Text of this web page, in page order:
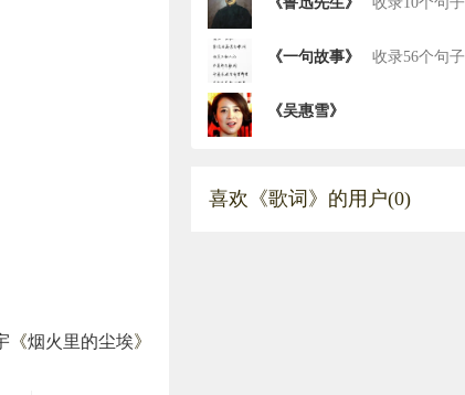
《烟火里的尘埃》
《一句故事》 收录56个句子
《吴惠雪》
喜欢《歌词》的用户(0)